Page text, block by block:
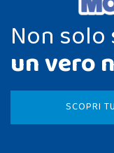
Non
un vero
SCOPRI